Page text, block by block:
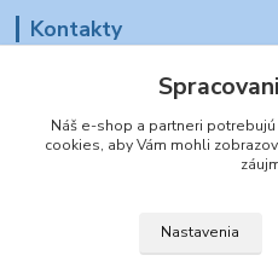
Kontakty
+421 903 990 777
Náš e-shop a partneri potrebujú
cookies, aby Vám mohli
Nastavenia